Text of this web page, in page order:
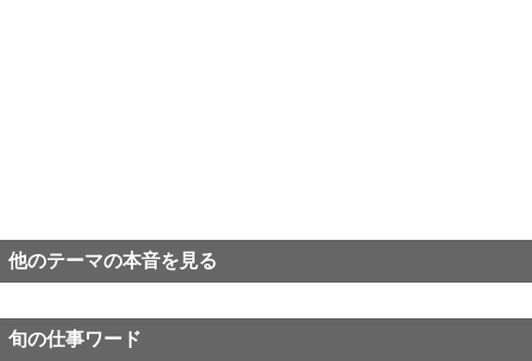
他のテーマの本音を見る
旬の仕事ワード